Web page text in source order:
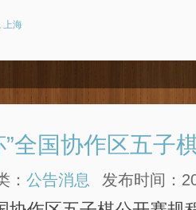
, 上海
”全国协作区五子
： 公告消息 发布时间：